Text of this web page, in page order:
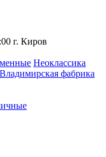
г. Киров
Неоклассика
Владимирская фабрика